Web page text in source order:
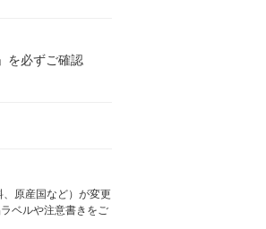
を必ずご確認
原産国など）が変更
ベルや注意書きをご